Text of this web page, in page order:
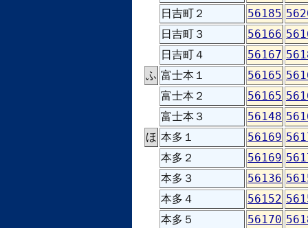
日吉町２
56185
日吉町３
56166
日吉町４
56167
ふ 富士本１ 56165
富士本２
56165
富士本３
56148
ほ 本多１ 56169
本多２
56169
本多３
56136
本多４
56152
本多５
56170